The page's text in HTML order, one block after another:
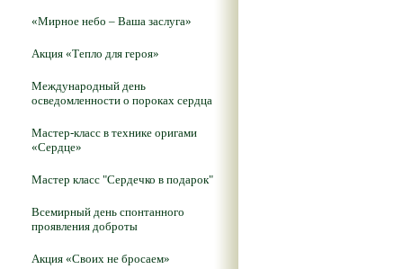
«Мирное небо – Ваша заслуга»
Акция «Тепло для героя»
Международный день
осведомленности о пороках сердца
Мастер-класс в технике оригами
«Сердце»
Мастер класс "Сердечко в подарок"
Всемирный день спонтанного
проявления доброты
Акция «Своих не бросаем»